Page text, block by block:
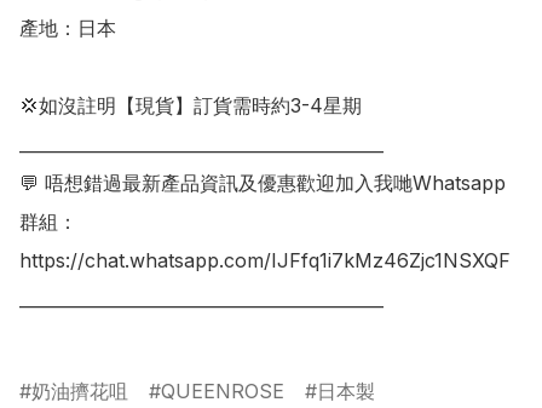
產地：日本
💢如沒註明【現貨】訂貨需時約3-4星期
💬 唔想錯過最新產品資訊及優惠歡迎加入我哋Whatsapp
群組：
https://chat.whatsapp.com/IJFfq1i7kMz46Zjc1NSXQF
奶油擠花咀 QUEENROSE 日本製